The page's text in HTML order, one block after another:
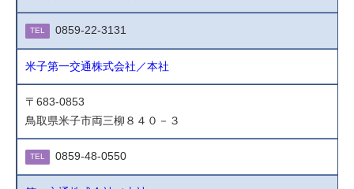
TEL 0859-22-3131
米子第一交通株式会社／本社
〒683-0853
鳥取県米子市両三柳８４０－３
TEL 0859-48-0550